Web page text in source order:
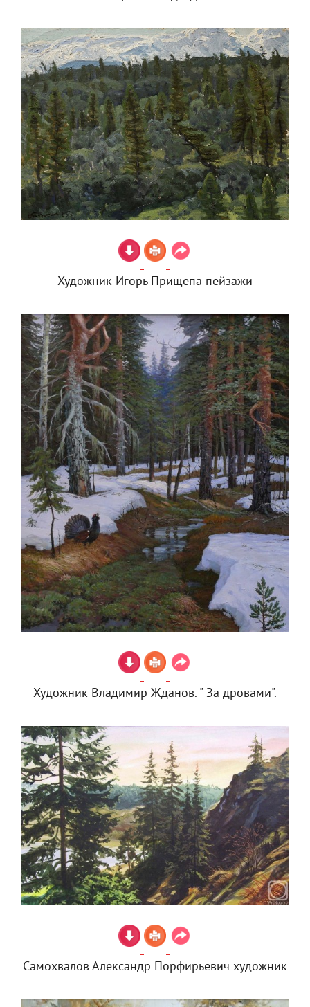
Художник Игорь Прищепа пейзажи
Художник Владимир Жданов. " За дровами".
Самохвалов Александр Порфирьевич художник